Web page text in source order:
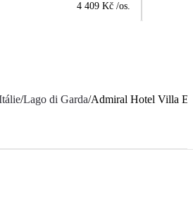
4 409 Kč /os.
/Lago di Garda/Admiral Hotel Villa